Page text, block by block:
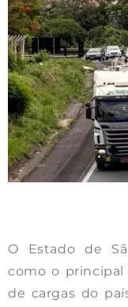
O Estado de
como o
de cargas do